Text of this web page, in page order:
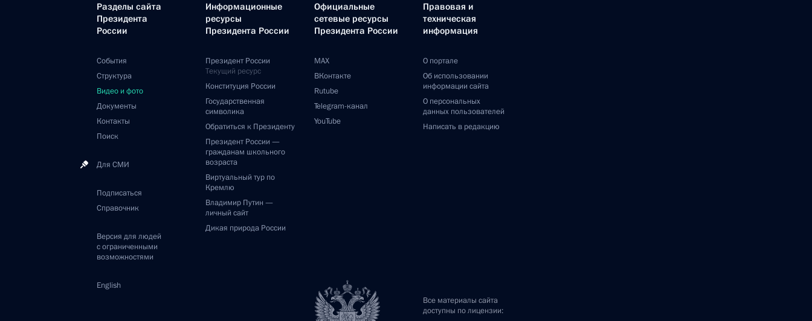
Разделы сайта
Президента
России
События
Структура
Видео и фото
Документы
Контакты
Поиск
Для СМИ
Подписаться
Справочник
Версия для людей
с ограниченными
возможностями
English
Информационные
ресурсы
Президента России
Президент России
Текущий ресурс
Конституция России
Государственная
символика
Обратиться к Президенту
Президент России —
гражданам школьного
возраста
Виртуальный тур по
Кремлю
Владимир Путин —
личный сайт
Дикая природа России
Официальные
сетевые ресурсы
Президента России
MAX
ВКонтакте
Rutube
Telegram-канал
YouTube
Правовая и
техническая
информация
О портале
Об использовании
информации сайта
О персональных
данных пользователей
Написать в редакцию
Все материалы сайта
доступны по лицензии: